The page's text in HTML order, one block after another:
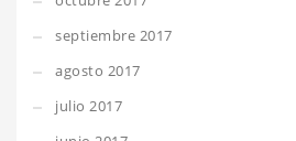
septiembre 2017
agosto 2017
julio 2017